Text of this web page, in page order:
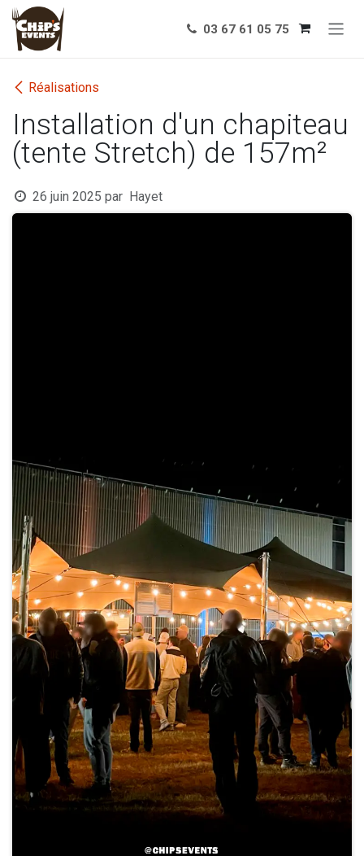
Se rendre au contenu
03 67 61 05 75
Réalisations
Installation d'un chapiteau
(tente Stretch) de 157m²
26 juin 2025 par Hayet